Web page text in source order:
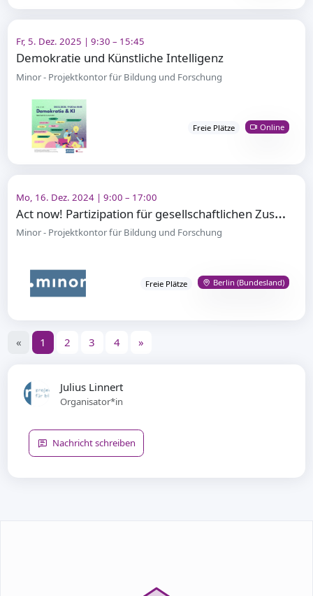
Fr, 5. Dez. 2025 | 9:30 – 15:45
Demokratie und Künstliche Intelligenz
Minor - Projektkontor für Bildung und Forschung
Freie Plätze Online
Mo, 16. Dez. 2024 | 9:00 – 17:00
A
ct now! Partizipation für gesellschaftlichen Zusammenhalt
Minor - Projektkontor für Bildung und Forschung
Freie Plätze Berlin (Bundesland)
« 1 2 3 4 »
Julius Linnert
Organisator*in
Nachricht schreiben